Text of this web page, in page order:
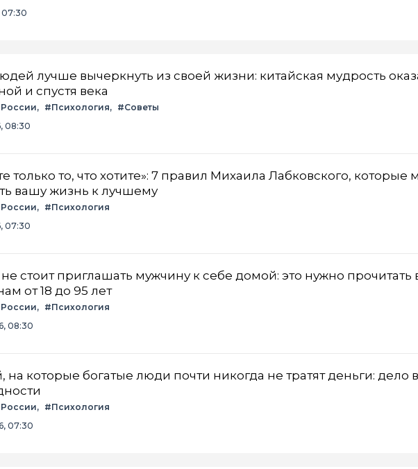
07:30
лучше вычеркнуть из своей жизни: китайская мудрость
и спустя века
#Психология
#Советы
08:30
только то, что хотите»: 7 правил Михаила Лабковского, которые
вашу жизнь к лучшему
#Психология
07:30
стоит приглашать мужчину к себе домой: это нужно прочитать
от 18 до 95 лет
#Психология
08:30
на которые богатые люди почти никогда не тратят деньги: дело
#Психология
07:30